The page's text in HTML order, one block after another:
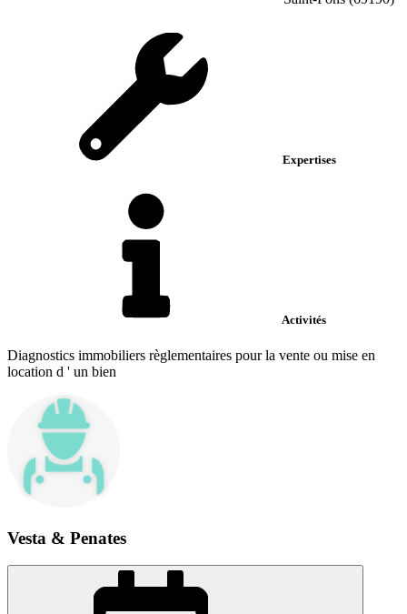
Expertises
Activités
Diagnostics immobiliers règlementaires pour la vente ou mise en
location d ' un bien
Vesta & Penates